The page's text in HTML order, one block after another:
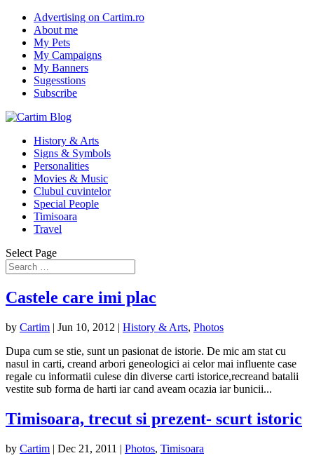
Advertising on Cartim.ro
About me
My Pets
My Campaigns
My Banners
Sugesstions
Subscribe
History & Arts
Signs & Symbols
Personalities
Movies & Music
Clubul cuvintelor
Special People
Timisoara
Travel
Select Page
Castele care imi plac
by Cartim | Jun 10, 2012 | History & Arts, Photos
Dupa cum se stie, sunt un pasionat de istorie. De mic am stat cu
nasul in carti, creand arbori geneologici ai celor mai influente case
regale cu informatii culese din diverse carti istorice,recreand batalii
vestite sub forma de harti iar cand aveam ocazia iar bunicii...
Timisoara, trecut si prezent- scurt istoric
by Cartim | Dec 21, 2011 | Photos, Timisoara